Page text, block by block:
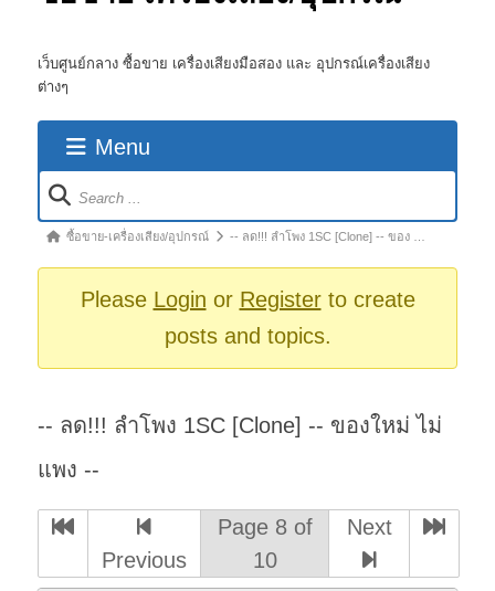
เว็บศูนย์กลาง ซื้อขาย เครื่องเสียงมือสอง และ อุปกรณ์เครื่องเสียง
ต่างๆ
Menu
Forum
Navigation
Forumซื้อขาย-เครื่องเสียง/อุปกรณ์ -- ลด!!! ลำโพง 1SC [Clone] -- ของ …
Please Login or Registerto create
posts and topics.
-- ลด!!! ลำโพง 1SC [Clone] -- ของใหม่ ไม่
แพง --
Previous
Page 8 of
10
Next